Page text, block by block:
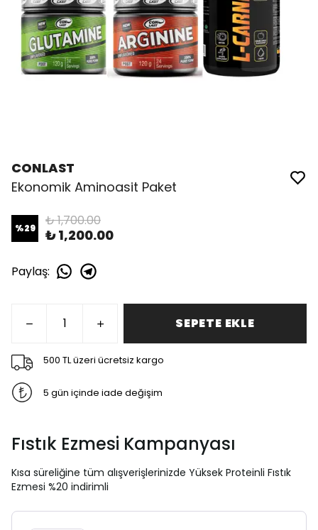
CONLAST
Ekonomik Aminoasit Paket
%29 ₺ 1,700.00
₺ 1,200.00
Paylaş:
SEPETE EKLE
500 TL üzeri ücretsiz kargo
5 gün içinde iade değişim
Fıstık Ezmesi Kampanyası
Kısa süreliğine tüm alışverişlerinizde Yüksek Proteinli Fıstık
Ezmesi %20 indirimli